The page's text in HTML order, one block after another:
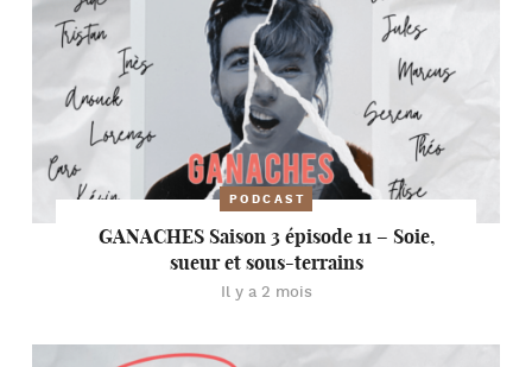
PODCAST
GANACHES Saison 3 épisode 11 – Soie,
sueur et sous-terrains
Il y a 2 mois